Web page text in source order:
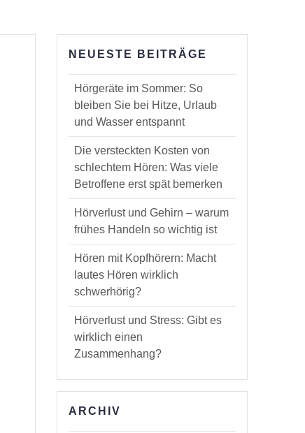
NEUESTE BEITRÄGE
Hörgeräte im Sommer: So
bleiben Sie bei Hitze, Urlaub
und Wasser entspannt
Die versteckten Kosten von
schlechtem Hören: Was viele
Betroffene erst spät bemerken
Hörverlust und Gehirn – warum
frühes Handeln so wichtig ist
Hören mit Kopfhörern: Macht
lautes Hören wirklich
schwerhörig?
Hörverlust und Stress: Gibt es
wirklich einen
Zusammenhang?
ARCHIV